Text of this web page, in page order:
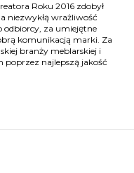
Roku 2016 zdobył
niezwykłą wrażliwość
odbiorcy, za umiejętne
komunikacją marki. Za
branży meblarskiej i
poprzez najlepszą jakość